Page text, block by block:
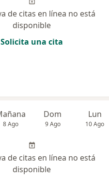
de citas en línea no está
disponible
Solicita una cita
8 Ago
Dom
9 Ago
Lun
10 Ago
de citas en línea no está
disponible